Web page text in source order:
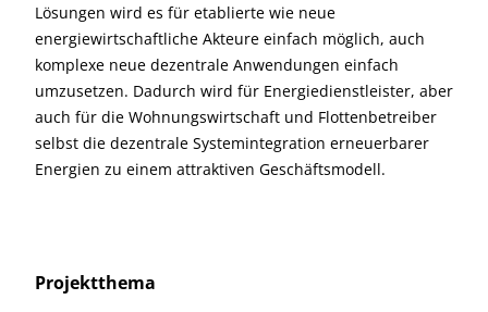
Lösungen wird es für etablierte wie neue
energiewirtschaftliche Akteure einfach möglich, auch
komplexe neue dezentrale Anwendungen einfach
umzusetzen. Dadurch wird für Energiedienstleister, aber
auch für die Wohnungswirtschaft und Flottenbetreiber
selbst die dezentrale Systemintegration erneuerbarer
Energien zu einem attraktiven Geschäftsmodell.
Projektthema